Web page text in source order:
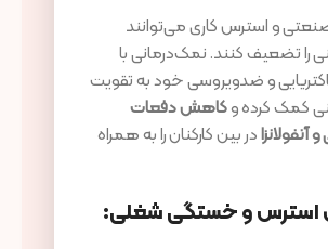
و استرس کاری می‌توانند
را تضعیف کنند. نمک‌درمانی با
و ضدویروسی خود به تقویت
کمک کرده وکاهش دفعات
در بین کارکنان را به همراه
و خستگی شغلی: